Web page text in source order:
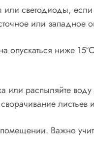
или светодиоды,
или западное
опускаться ниже
распыляйте воду
листьев
Важно